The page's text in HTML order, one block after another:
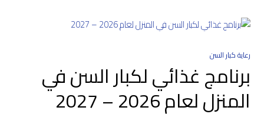
رعاية كبار السن
برنامج غذائي لكبار السن في
المنزل لعام 2026 – 2027